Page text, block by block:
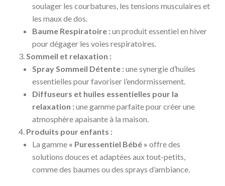
soulager les courbatures, les tensions musculaires et
les maux de dos.
Baume Respiratoire :un produit essentiel en hiver
pour dégager les voies respiratoires.
Sommeil et relaxation :
Spray Sommeil Détente :une synergie d’huiles
essentielles pour favoriser l’endormissement.
Diffuseurs et huiles essentielles pour la
relaxation :une gamme parfaite pour créer une
atmosphère apaisante à la maison.
Produits pour enfants :
La gamme « Puressentiel Bébé » offre des
solutions douces et adaptées aux tout-petits,
comme des baumes ou des sprays d’ambiance.